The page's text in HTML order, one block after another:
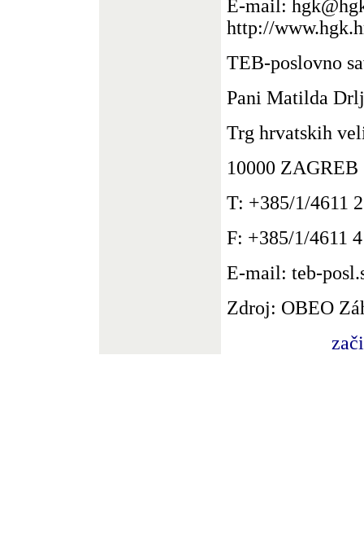
E-mail:
http://
TEB-poslovno
Pani Matilda
Trg hrvatskih
10000 ZAGREB
T: +385/1/4611
F: +385/1/4611
E-mail: teb-
Zdroj: OBEO